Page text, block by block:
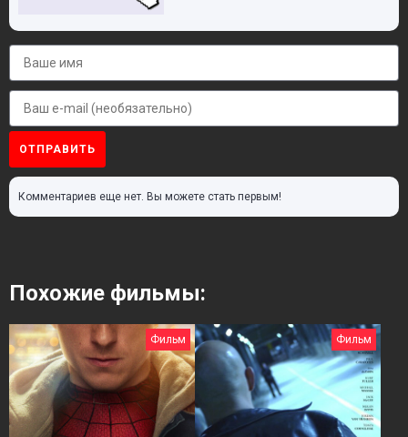
ОТПРАВИТЬ
Комментариев еще нет. Вы можете стать первым!
Похожие фильмы:
Фильм Фильм